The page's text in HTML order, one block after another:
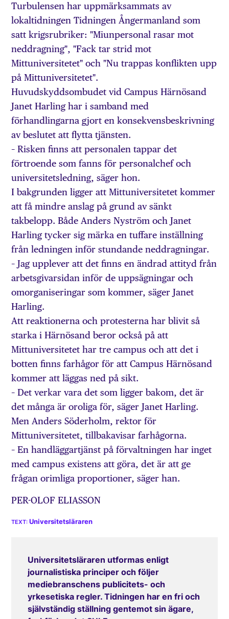
Turbulensen har uppmärksammats av
lokaltidningen Tidningen Ångermanland som
satt krigsrubriker: "Miunpersonal rasar mot
neddragning", "Fack tar strid mot
Mittuniversitetet" och "Nu trappas konflikten upp
på Mittuniversitetet".
Huvudskyddsombudet vid Campus Härnösand
Janet Harling har i samband med
förhandlingarna gjort en konsekvensbeskrivning
av beslutet att flytta tjänsten.
– Risken finns att personalen tappar det
förtroende som fanns för personalchef och
universitetsledning, säger hon.
I bakgrunden ligger att Mittuniversitetet kommer
att få mindre anslag på grund av sänkt
takbelopp. Både Anders Nyström och Janet
Harling tycker sig märka en tuffare inställning
från ledningen inför stundande neddragningar.
– Jag upplever att det finns en ändrad attityd från
arbetsgivarsidan inför de uppsägningar och
omorganiseringar som kommer, säger Janet
Harling.
Att reaktionerna och protesterna har blivit så
starka i Härnösand beror också på att
Mittuniversitetet har tre campus och att det i
botten finns farhågor för att Campus Härnösand
kommer att läggas ned på sikt.
– Det verkar vara det som ligger bakom, det är
det många är oroliga för, säger Janet Harling.
Men Anders Söderholm, rektor för
Mittuniversitetet, tillbakavisar farhågorna.
– En handläggartjänst på förvaltningen har inget
med campus existens att göra, det är att ge
frågan orimliga proportioner, säger han.
PER-OLOF ELIASSON
Universitetsläraren
Universitetsläraren utformas enligt
journalistiska principer och följer
mediebranschens publicitets- och
yrkesetiska regler. Tidningen har en fri och
självständig ställning gentemot sin ägare,